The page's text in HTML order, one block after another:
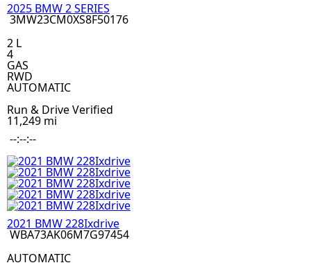
2025 BMW 2 SERIES
3MW23CM0XS8F50176
2 L
4
GAS
RWD
AUTOMATIC
Run & Drive Verified
11,249 mi
--:--:--
2021 BMW 228Ixdrive
WBA73AK06M7G97454
AUTOMATIC